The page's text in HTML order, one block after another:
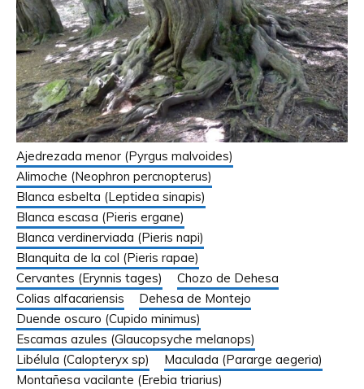
Ajedrezada menor (Pyrgus malvoides)
Alimoche (Neophron percnopterus)
Blanca esbelta (Leptidea sinapis)
Blanca escasa (Pieris ergane)
Blanca verdinerviada (Pieris napi)
Blanquita de la col (Pieris rapae)
Cervantes (Erynnis tages)
Chozo de Dehesa
Colias alfacariensis
Dehesa de Montejo
Duende oscuro (Cupido minimus)
Escamas azules (Glaucopsyche melanops)
Libélula (Calopteryx sp)
Maculada (Pararge aegeria)
Montañesa vacilante (Erebia triarius)